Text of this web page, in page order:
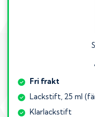
Fri frakt
Lackstift, 25 ml
Klarlackstift